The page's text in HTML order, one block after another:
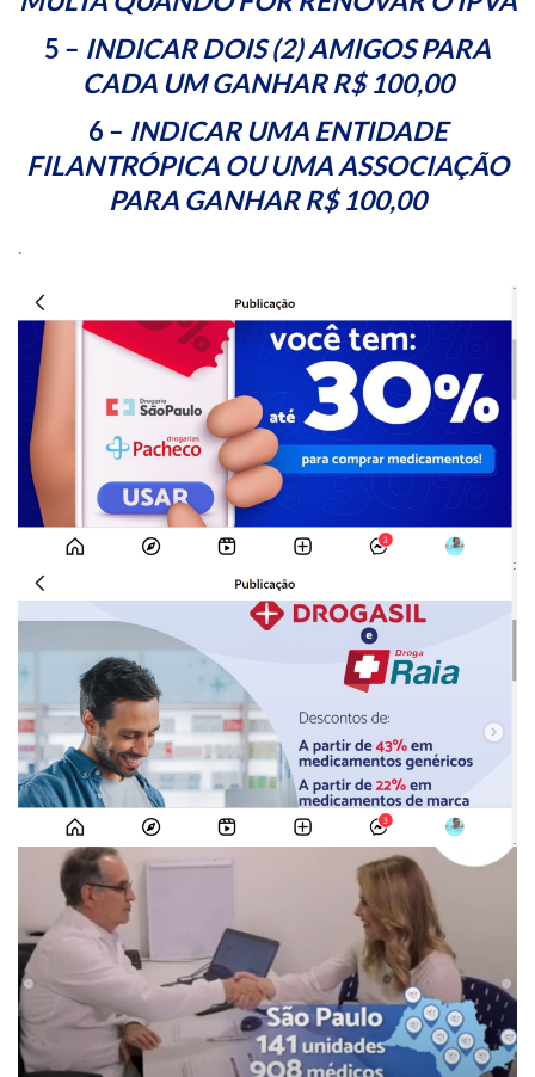
5 – INDICAR DOIS (2) AMIGOS PARA
CADA UM GANHAR R$ 100,00
6 – INDICAR UMA ENTIDADE
FILANTRÓPICA OU UMA ASSOCIAÇÃO
PARA GANHAR R$ 100,00